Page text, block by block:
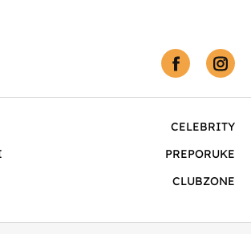
CELEBRITY
PREPORUKE
CLUBZONE